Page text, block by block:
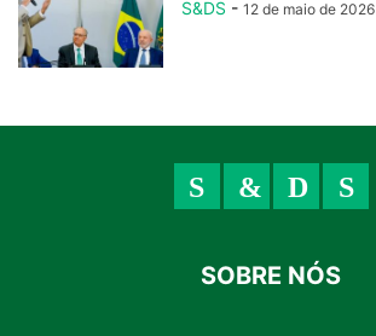
S&DS - 12 de maio de 2026
SOBRE NÓS